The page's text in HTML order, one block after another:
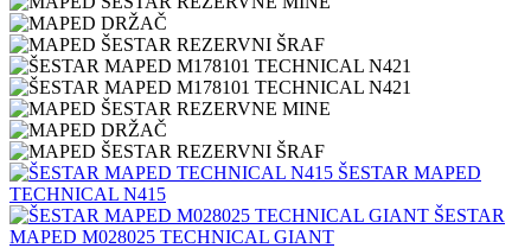
ŠESTAR MAPED
TECHNICAL N415
ŠESTAR
MAPED M028025 TECHNICAL GIANT